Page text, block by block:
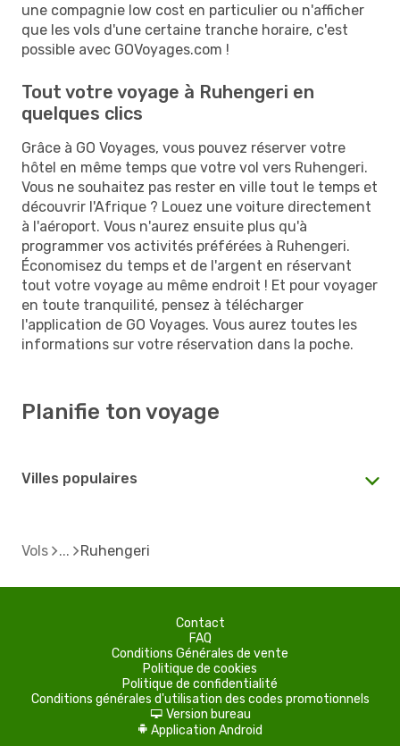
une compagnie low cost en particulier ou n'afficher
que les vols d'une certaine tranche horaire, c'est
possible avec GOVoyages.com !
Tout votre voyage à Ruhengeri en
quelques clics
Grâce à GO Voyages, vous pouvez réserver votre
hôtel en même temps que votre vol vers Ruhengeri.
Vous ne souhaitez pas rester en ville tout le temps et
découvrir l'Afrique ? Louez une voiture directement
à l'aéroport. Vous n'aurez ensuite plus qu'à
programmer vos activités préférées à Ruhengeri.
Économisez du temps et de l'argent en réservant
tout votre voyage au même endroit ! Et pour voyager
en toute tranquilité, pensez à télécharger
l'application de GO Voyages. Vous aurez toutes les
informations sur votre réservation dans la poche.
Planifie ton voyage
Villes populaires
Vols Ruhengeri
Contact
FAQ
Conditions Générales de vente
Politique de cookies
Politique de confidentialité
Conditions générales d'utilisation des codes promotionnels
d Version bureau
A Application Android